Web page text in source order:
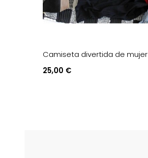
Camiseta divertida de mujer
Price
25,00 €